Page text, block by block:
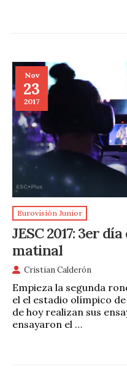
Nov
23
2017
Eurovisión Junior
JESC 2017: 3er
matinal
Cristian Calderón
Empieza la segunda
el el estadio olímpico
de hoy realizan sus
ensayaron el …